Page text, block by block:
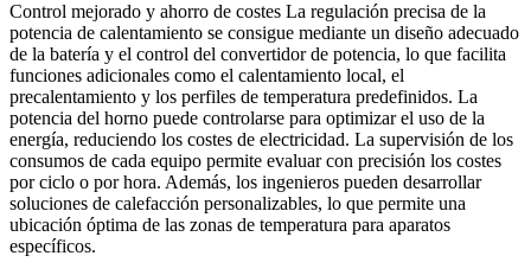
Control mejorado y ahorro de costes La regulación precisa de la
potencia de calentamiento se consigue mediante un diseño adecuado
de la batería y el control del convertidor de potencia, lo que facilita
funciones adicionales como el calentamiento local, el
precalentamiento y los perfiles de temperatura predefinidos. La
potencia del horno puede controlarse para optimizar el uso de la
energía, reduciendo los costes de electricidad. La supervisión de los
consumos de cada equipo permite evaluar con precisión los costes
por ciclo o por hora. Además, los ingenieros pueden desarrollar
soluciones de calefacción personalizables, lo que permite una
ubicación óptima de las zonas de temperatura para aparatos
específicos.